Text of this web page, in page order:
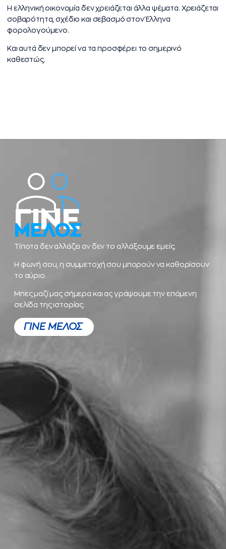
Η ελληνική οικονομία δεν χρειάζεται άλλα ψέματα. Χρειάζεται
σοβαρότητα, σχέδιο και σεβασμό στον Έλληνα
φορολογούμενο.
Και αυτά δεν μπορεί να τα προσφέρει το σημερινό
καθεστώς.
ΓΙΝΕ
ΜΕΛΟΣ
Τίποτα δεν αλλάζει αν δεν το αλλάξουμε εμείς.
Η φωνή σου, η συμμετοχή σου μπορούν να καθορίσουν
το αύριο.
Μπες μαζί μας σήμερα και ας γράψουμε την επόμενη
σελίδα της ιστορίας.
ΓΙΝΕ ΜΕΛΟΣ